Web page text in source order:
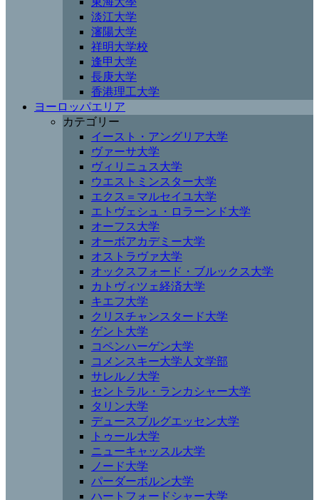
淡江大学
瀋陽大学
祥明大学校
逢甲大学
長庚大学
香港理工大学
ヨーロッパエリア
カテゴリー
イースト・アングリア大学
ヴァーサ大学
ヴィリニュス大学
ウエストミンスター大学
エクス＝マルセイユ大学
エトヴェシュ・ロラーンド大学
オーフス大学
オーボアカデミー大学
オストラヴァ大学
オックスフォード・ブルックス大学
カトヴィツェ経済大学
キエフ大学
クリスチャンスタード大学
ゲント大学
コペンハーゲン大学
コメンスキー大学人文学部
サレルノ大学
セントラル・ランカシャー大学
タリン大学
デュースブルグエッセン大学
トゥール大学
ニューキャッスル大学
ノード大学
パーダーボルン大学
ハートフォードシャー大学